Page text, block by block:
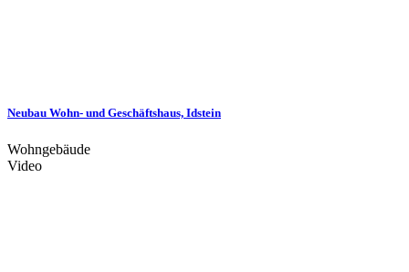
Neubau Wohn- und Geschäftshaus, Idstein
Wohngebäude
Video